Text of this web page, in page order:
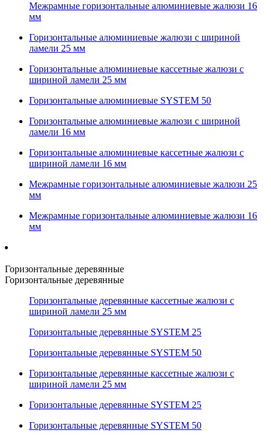
Межрамные горизонтальные алюминиевые жалюзи 16
мм
Горизонтальные алюминиевые жалюзи с шириной
ламели 25 мм
Горизонтальные алюминиевые кассетные жалюзи с
шириной ламели 25 мм
Горизонтальные алюминиевые SYSTEM 50
Горизонтальные алюминиевые жалюзи с шириной
ламели 16 мм
Горизонтальные алюминиевые кассетные жалюзи с
шириной ламели 16 мм
Межрамные горизонтальные алюминиевые жалюзи 25
мм
Межрамные горизонтальные алюминиевые жалюзи 16
мм
Горизонтальные деревянные
Горизонтальные деревянные
Горизонтальные деревянные кассетные жалюзи с
шириной ламели 25 мм
Горизонтальные деревянные SYSTEM 25
Горизонтальные деревянные SYSTEM 50
Горизонтальные деревянные кассетные жалюзи с
шириной ламели 25 мм
Горизонтальные деревянные SYSTEM 25
Горизонтальные деревянные SYSTEM 50